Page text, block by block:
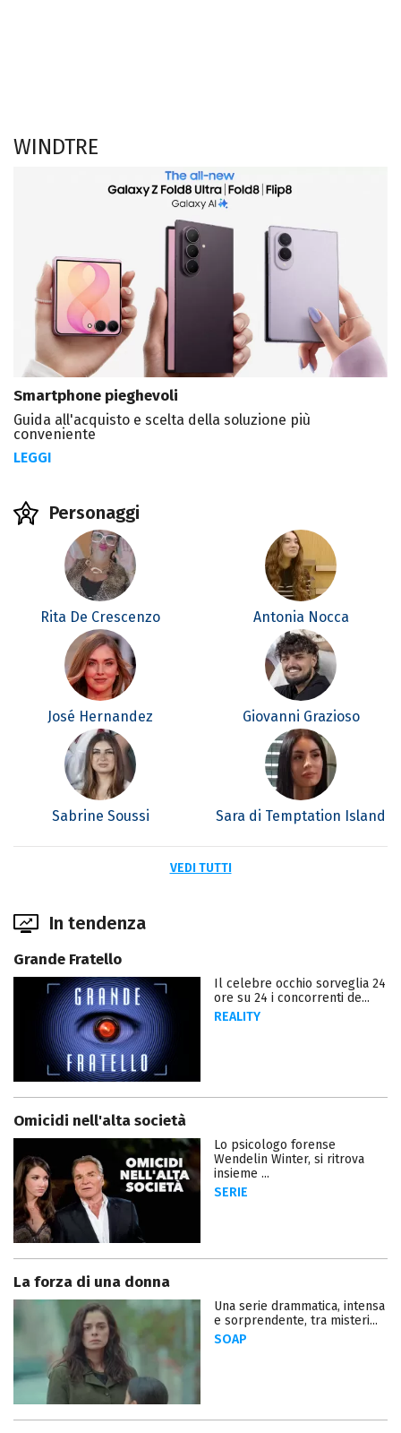
WINDTRE
Smartphone pieghevoli
Guida all'acquisto e scelta della soluzione più
conveniente
LEGGI
Personaggi
Rita De Crescenzo Antonia Nocca
José Hernandez Giovanni Grazioso
Sabrine Soussi Sara di Temptation Island
VEDI TUTTI
In tendenza
Grande Fratello
Il celebre occhio sorveglia 24
ore su 24 i concorrenti de...
REALITY
Omicidi nell'alta società
Lo psicologo forense
Wendelin Winter, si ritrova
insieme ...
SERIE
La forza di una donna
Una serie drammatica, intensa
e sorprendente, tra misteri...
SOAP